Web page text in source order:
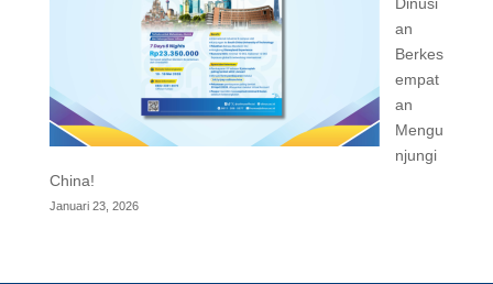
an
Berkes
empat
an
Mengu
njungi
China!
Januari 23, 2026